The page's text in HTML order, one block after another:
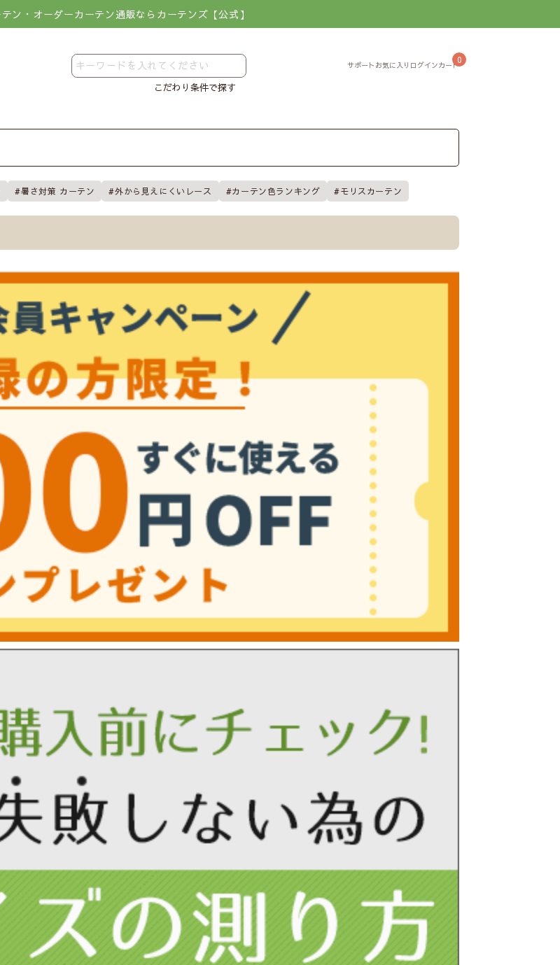
ン・オーダーカーテン通販ならカーテンズ【公式】
こだわり条件で探す
0
暑さ対策 カーテン 外から見えにくいレース カーテン色ランキング モリスカーテン